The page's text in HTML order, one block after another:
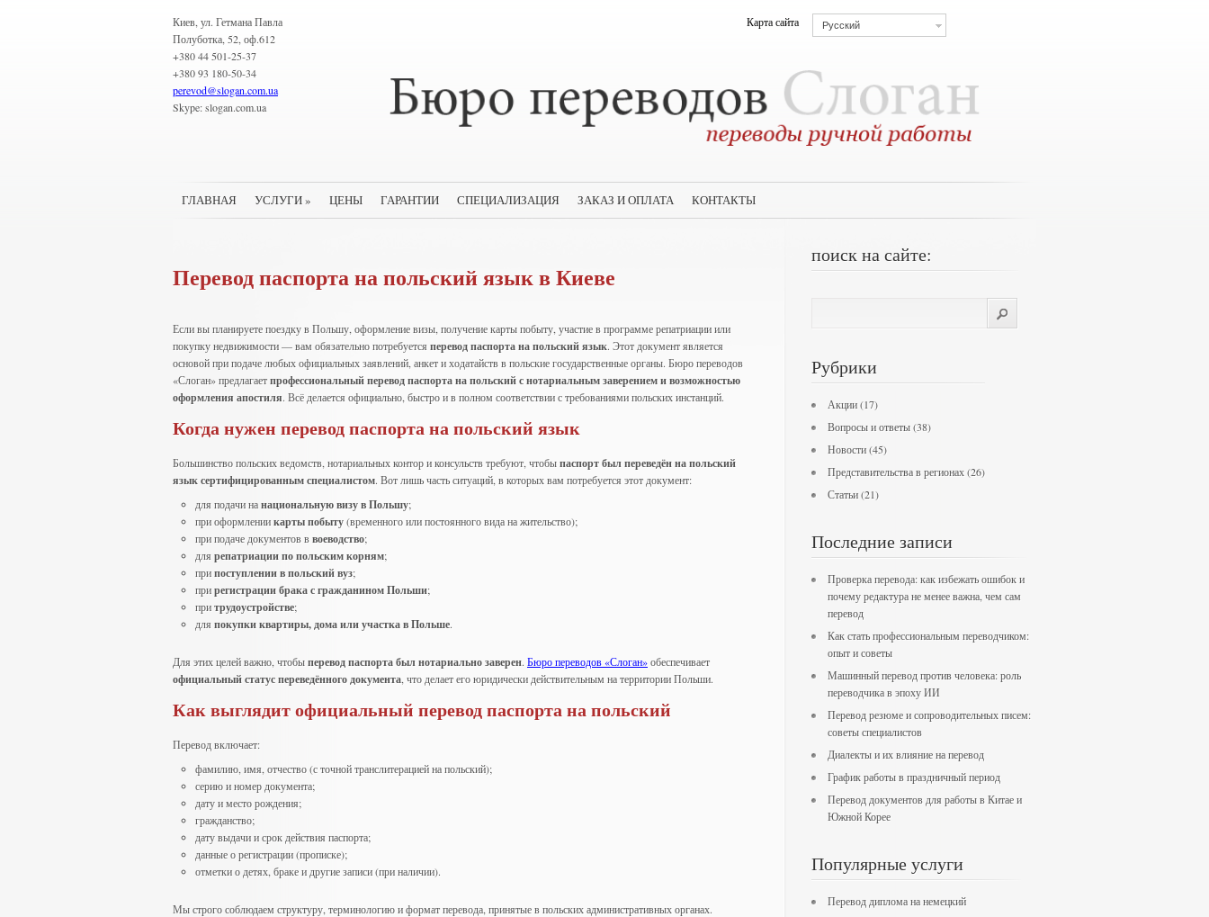
Русский
Карта сайта
Киев, ул. Гетмана Павла
Полуботка, 52, оф.612
+380 44 501-25-37
+380 93 180-50-34
perevod@slogan.com.ua
Skype: slogan.com.ua
ГЛАВНАЯ УСЛУГИ» ЦЕНЫ ГАРАНТИИ СПЕЦИАЛИЗАЦИЯ ЗАКАЗ И ОПЛАТА КОНТАКТЫ
Перевод паспорта на польский язык в Киеве
Если вы планируете поездку в Польшу, оформление визы, получение карты побыту, участие в программе репатриации или
покупку недвижимости — вам обязательно потребуется перевод паспорта на польский язык. Этот документ является
основой при подаче любых официальных заявлений, анкет и ходатайств в польские государственные органы. Бюро переводов
«Слоган» предлагаетпрофессиональный перевод паспорта на польский с нотариальным заверением и возможностью
оформления апостиля. Всё делается официально, быстро и в полном соответствии с требованиями польских инстанций.
Когда нужен перевод паспорта на польский язык
Большинство польских ведомств, нотариальных контор и консульств требуют, чтобыпаспорт был переведён на польский
язык сертифицированным специалистом. Вот лишь часть ситуаций, в которых вам потребуется этот документ:
для подачи нанациональную визу в Польшу;
при оформлениикарты побыту(временного или постоянного вида на жительство);
при подаче документов ввоеводство;
длярепатриации по польским корням;
припоступлении в польский вуз;
прирегистрации брака с гражданином Польши;
притрудоустройстве;
дляпокупки квартиры, дома или участка в Польше.
Для этих целей важно, чтобыперевод паспорта был нотариально заверен. Бюро переводов «Слоган»обеспечивает
официальный статус переведённого документа, что делает его юридически действительным на территории Польши.
Как выглядит официальный перевод паспорта на польский
Перевод включает:
фамилию, имя, отчество (с точной транслитерацией на польский);
серию и номер документа;
дату и место рождения;
гражданство;
дату выдачи и срок действия паспорта;
данные о регистрации (прописке);
отметки о детях, браке и другие записи (при наличии).
Мы строго соблюдаем структуру, терминологию и формат перевода, принятые в польских административных органах.
поиск на сайте:
Рубрики
Акции(17)
Вопросы и ответы(38)
Новости(45)
Представительства в регионах(26)
Статьи(21)
Последние записи
Проверка перевода: как избежать ошибок и
почему редактура не менее важна, чем сам
перевод
Как стать профессиональным переводчиком:
опыт и советы
Машинный перевод против человека: роль
переводчика в эпоху ИИ
Перевод резюме и сопроводительных писем:
советы специалистов
Диалекты и их влияние на перевод
График работы в праздничный период
Перевод документов для работы в Китае и
Южной Корее
Популярные услуги
Перевод диплома на немецкий